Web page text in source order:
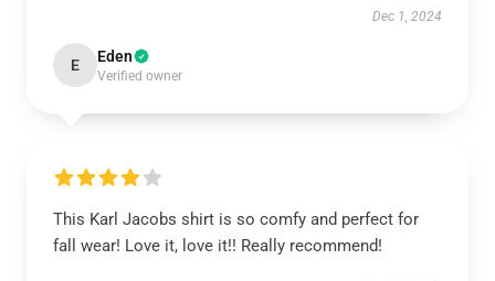
Dec 1, 2024
E Eden
Verified owner
This Karl Jacobs shirt is so comfy and perfect for
fall wear! Love it, love it!! Really recommend!